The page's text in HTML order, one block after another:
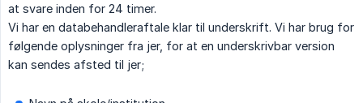
at svare inden for 24 timer.
Vi har en databehandleraftale klar til underskrift. Vi har brug for
følgende oplysninger fra jer, for at en underskrivbar version
kan sendes afsted til jer;